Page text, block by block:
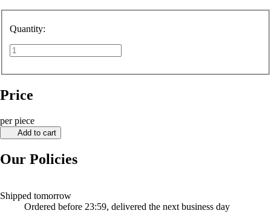
Quantity:
Price
per piece
Add to cart
Our Policies
Shipped tomorrow
Ordered before 23:59, delivered the next business day